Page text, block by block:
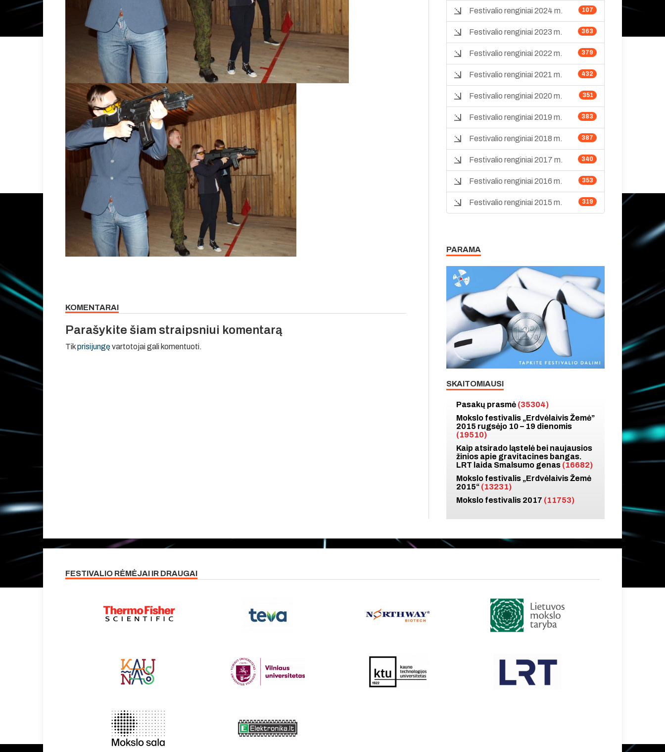
KOMENTARAI
Parašykite šiam straipsniui komentarą
Tikprisijungęvartotojai gali komentuoti.
107
Festivalio renginiai 2024 m.
363
Festivalio renginiai 2023 m.
379
Festivalio renginiai 2022 m.
432
Festivalio renginiai 2021 m.
351
Festivalio renginiai 2020 m.
383
Festivalio renginiai 2019 m.
387
Festivalio renginiai 2018 m.
340
Festivalio renginiai 2017 m.
353
Festivalio renginiai 2016 m.
319
Festivalio renginiai 2015 m.
PARAMA
SKAITOMIAUSI
Pasakų prasmė (35304)
Mokslo festivalis „Erdvėlaivis Žemė”
2015 rugsėjo 10 – 19 dienomis
(19510)
Kaip atsirado ląstelė bei naujausios
žinios apie gravitacines bangas.
LRT laida Smalsumo genas (16682)
Mokslo festivalis „Erdvėlaivis Žemė
2015“ (13231)
Mokslo festivalis 2017 (11753)
FESTIVALIO RĖMĖJAI IR DRAUGAI